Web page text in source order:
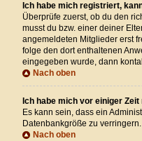
Ich habe mich registriert,
Überprüfe zuerst, ob du den
musst du bzw. einer deiner
angemeldeten Mitglieder erst
folge den dort enthaltenen
eingegeben wurde, dann
Nach oben
Ich habe mich vor einiger
Es kann sein, dass ein
Datenbankgröße zu
Nach oben